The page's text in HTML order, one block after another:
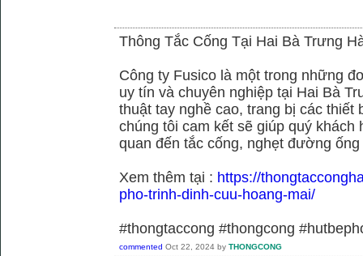
Thông Tắc Cống Tại Hai Bà Trưng
Công ty Fusico là một trong những
uy tín và chuyên nghiệp tại Hai Bà
thuật tay nghề cao, trang bị các thiết
chúng tôi cam kết sẽ giúp quý
quan đến tắc cống, nghẹt đường
Xem thêm tại : https://
pho-trinh-dinh-cuu-hoang-mai/
#thongtaccong #thongcong
commented Oct 22, 2024 by THONGCONG